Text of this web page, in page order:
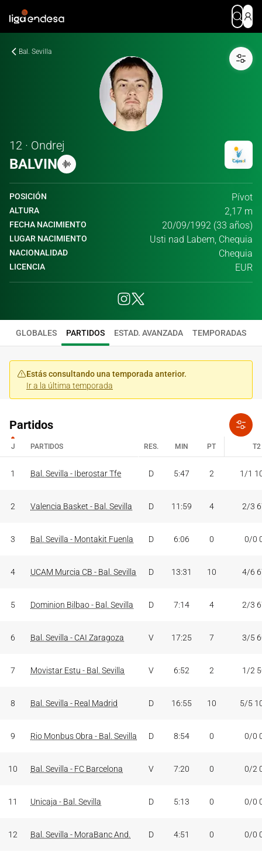
Bal. Sevilla
12 · Ondrej
BALVIN
POSICIÓN Pívot
ALTURA 2,17 m
FECHA NACIMIENTO 20/09/1992 (33 años)
LUGAR NACIMIENTO Usti nad Labem, Chequia
NACIONALIDAD Chequia
LICENCIA EUR
GLOBALES PARTIDOS ESTAD. AVANZADA TEMPORADAS
Estás consultando una temporada anterior.
Ir a la última temporada
Partidos
J PARTIDOS RES. MIN PT T2
1 Bal. Sevilla - Iberostar Tfe D 5:47 2 1/1
2 Valencia Basket - Bal. Sevilla D 11:59 4 2/3
3 Bal. Sevilla - Montakit Fuenla D 6:06 0 0/0
4 UCAM Murcia CB - Bal. Sevilla D 13:31 10 4/6
5 Dominion Bilbao - Bal. Sevilla D 7:14 4 2/3
6 Bal. Sevilla - CAI Zaragoza V 17:25 7 3/5
7 Movistar Estu - Bal. Sevilla V 6:52 2 1/2
8 Bal. Sevilla - Real Madrid D 16:55 10 5/5
9 Rio Monbus Obra - Bal. Sevilla D 8:54 0 0/0
10 Bal. Sevilla - FC Barcelona V 7:20 0 0/2
11 Unicaja - Bal. Sevilla D 5:13 0 0/0
12 Bal. Sevilla - MoraBanc And. D 4:51 0 0/0